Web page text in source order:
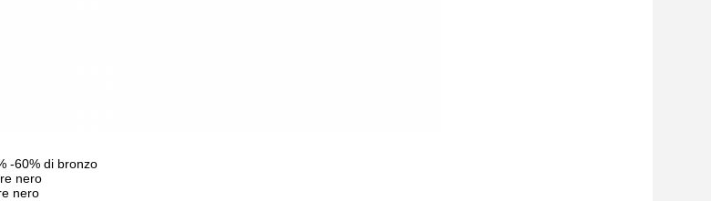
-60% di bronzo
nero
nero